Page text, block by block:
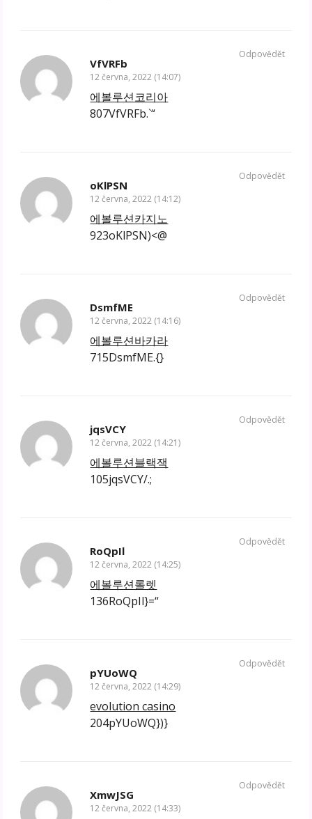
VfVRFb
12 června, 2022 (14:07)
에볼루션코리아
807VfVRFb.`“
Odpovědět
oKlPSN
12 června, 2022 (14:12)
에볼루션카지노
923oKlPSN)<@
Odpovědět
DsmfME
12 června, 2022 (14:16)
에볼루션바카라
715DsmfME.{}
Odpovědět
jqsVCY
12 června, 2022 (14:21)
에볼루션블랙잭
105jqsVCY/.;
Odpovědět
RoQpIl
12 června, 2022 (14:25)
에볼루션롤렛
136RoQpIl}=“
Odpovědět
pYUoWQ
12 června, 2022 (14:29)
evolution casino
204pYUoWQ})}
Odpovědět
XmwJSG
12 června, 2022 (14:33)
Odpovědět